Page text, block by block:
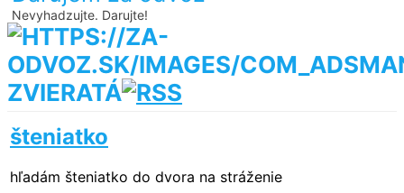
Nevyhadzujte. Darujte!
ZVIERATÁ
šteniatko
hľadám šteniatko do dvora na stráženie